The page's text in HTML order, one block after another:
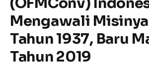
Mengawali
Tahun 1937, Baru
Tahun 2019